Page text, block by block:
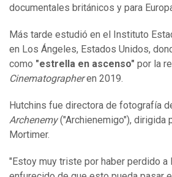
documentales británicos y para
Más tarde estudió en el Instituto
en Los Ángeles, Estados Unidos,
como "estrella en ascenso" por la
Cinematographeren 2019.
Hutchins fue directora de fotografía
Archenemy("Archienemigo"), dirigida
Mortimer.
"Estoy muy triste por haber perdido a